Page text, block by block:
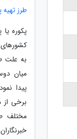
طرز
پکوره
به علت
میان
پیدا
برخی
مختلف